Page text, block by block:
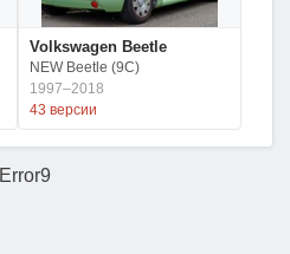
Volkswagen Beetle
NEW Beetle (9C)
1997–2018
43 версии
Error9